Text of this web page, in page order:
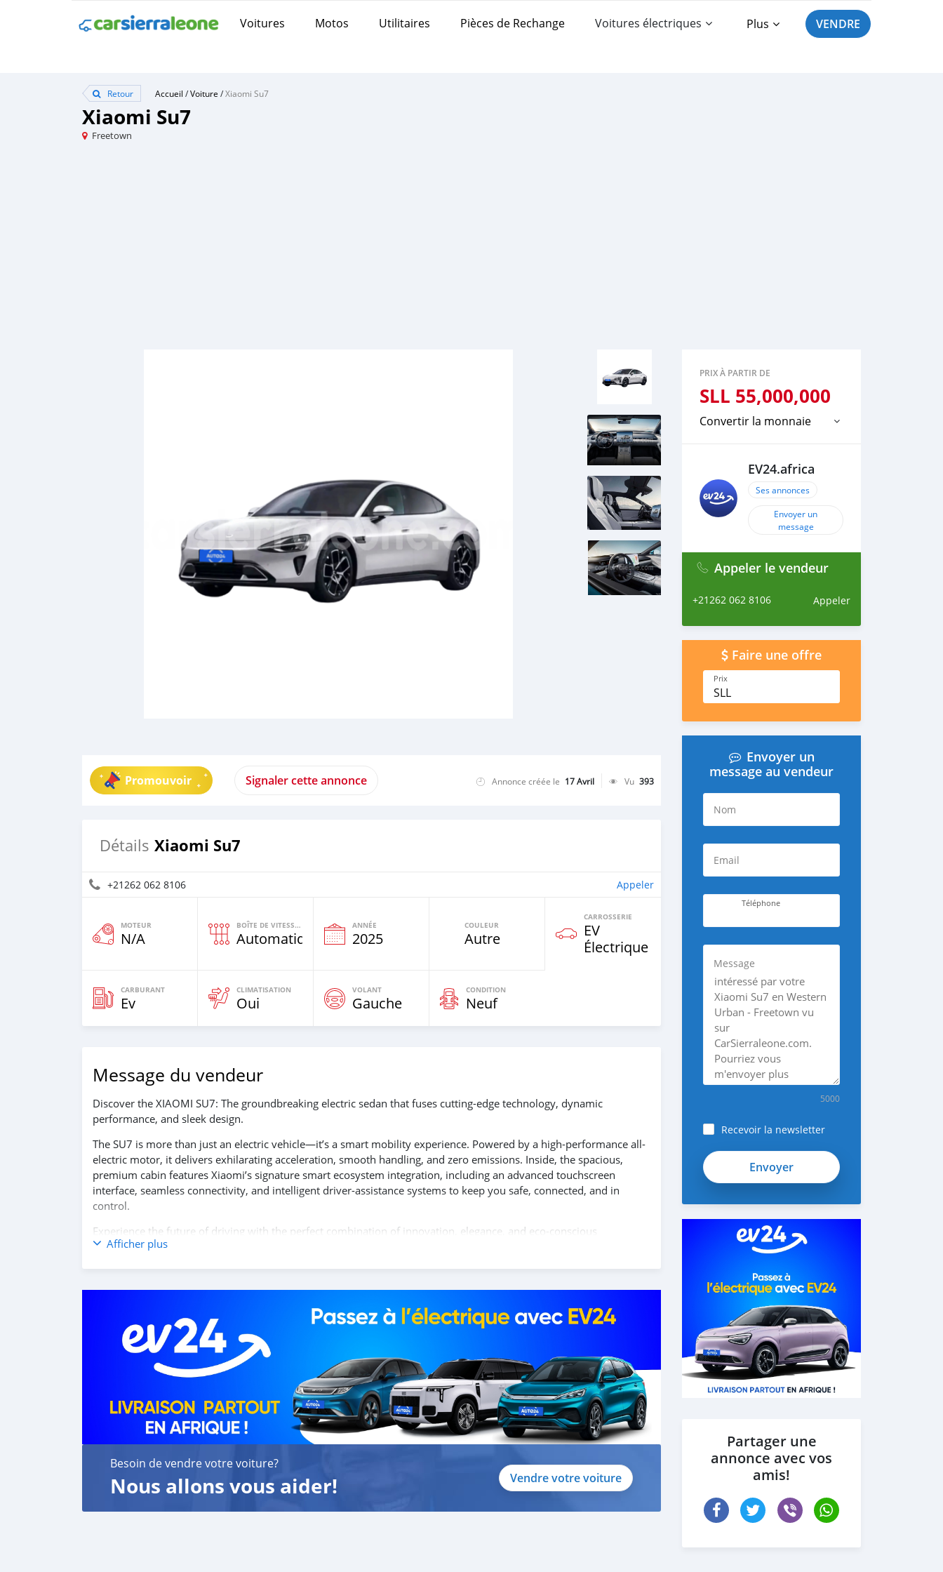
Voitures Motos Utilitaires Pièces de Rechange Voitures électriques Plus VENDRE
Retour Accueil /Voiture /Xiaomi Su7
Xiaomi Su7
Freetown
Promouvoir Signaler cette annonce Annonce créée le 17 Avril Vu 393
Détails Xiaomi Su7
+21262 062 8106 Appeler
MOTEUR
N/A
BOÎTE DE VITESSES
Automatique
ANNÉE
2025
COULEUR
Autre
CARROSSERIE
EV
Électrique
CARBURANT
Ev
CLIMATISATION
Oui
VOLANT
Gauche
CONDITION
Neuf
Message du vendeur
Discover the XIAOMI SU7: The groundbreaking electric sedan that fuses cutting-edge technology, dynamic
performance, and sleek design.
The SU7 is more than just an electric vehicle—it’s a smart mobility experience. Powered by a high-performance all-
electric motor, it delivers exhilarating acceleration, smooth handling, and zero emissions. Inside, the spacious,
premium cabin features Xiaomi’s signature smart ecosystem integration, including an advanced touchscreen
interface, seamless connectivity, and intelligent driver-assistance systems to keep you safe, connected, and in
control.
Experience the future of driving with the perfect combination of innovation, elegance, and eco-conscious
performance — the XIAOMI SU7.
Afficher plus
Besoin de vendre votre voiture?
Nous allons vous aider! Vendre votre voiture
PRIX À PARTIR DE
SLL 55,000,000
Convertir la monnaie
EV24.africa
Ses annonces
Envoyer un
message
Appeler le vendeur
+21262 062 8106 Appeler
Faire une offre
Prix
SLL
Envoyer un
message au vendeur
Nom
Email
Téléphone
Message
5000
Recevoir la newsletter
Partager une
annonce avec vos
amis!